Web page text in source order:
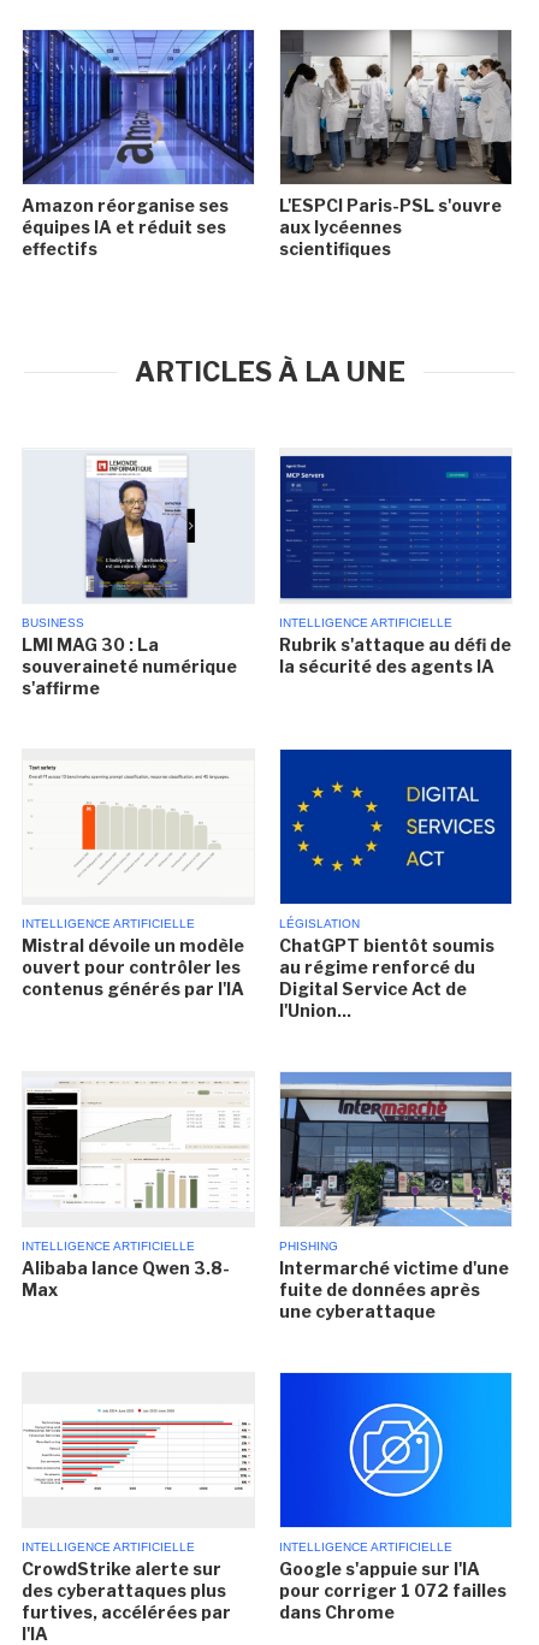
Amazon réorganise ses
équipes IA et réduit ses
effectifs
L'ESPCI Paris-PSL s'ouvre
aux lycéennes
scientifiques
ARTICLES À LA UNE
BUSINESS
LMI MAG 30 : La
souveraineté numérique
s'affirme
INTELLIGENCE ARTIFICIELLE
Rubrik s'attaque au défi de
la sécurité des agents IA
INTELLIGENCE ARTIFICIELLE
Mistral dévoile un modèle
ouvert pour contrôler les
contenus générés par l'IA
LÉGISLATION
ChatGPT bientôt soumis
au régime renforcé du
Digital Service Act de
l'Union...
INTELLIGENCE ARTIFICIELLE
Alibaba lance Qwen 3.8-
Max
PHISHING
Intermarché victime d'une
fuite de données après
une cyberattaque
INTELLIGENCE ARTIFICIELLE
CrowdStrike alerte sur
des cyberattaques plus
furtives, accélérées par
l'IA
INTELLIGENCE ARTIFICIELLE
Google s'appuie sur l'IA
pour corriger 1 072 failles
dans Chrome